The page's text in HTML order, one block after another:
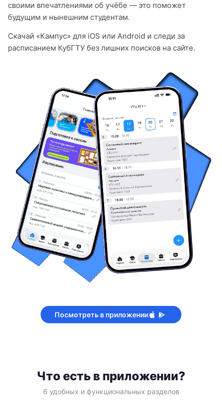
своими впечатлениями об учёбе — это поможет
будущим и нынешним студентам.
Скачай «Кампус» для iOS или Android и следи за
расписанием КубГТУ без лишних поисков на сайте.
Посмотреть в приложении
Что есть в приложении?
6 удобных и функциональных разделов